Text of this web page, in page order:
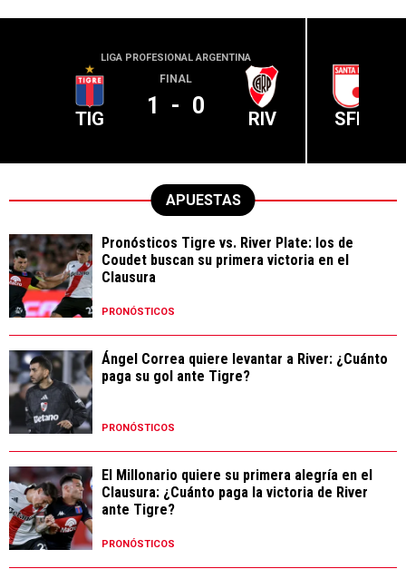
LIGA PROFESIONAL ARGENTINA
TIG
FINAL
1 - 0 RIV SFE
APUESTAS
Pronósticos Tigre vs. River Plate: los de
Coudet buscan su primera victoria en el
Clausura
PRONÓSTICOS
Ángel Correa quiere levantar a River: ¿Cuánto
paga su gol ante Tigre?
PRONÓSTICOS
El Millonario quiere su primera alegría en el
Clausura: ¿Cuánto paga la victoria de River
ante Tigre?
PRONÓSTICOS